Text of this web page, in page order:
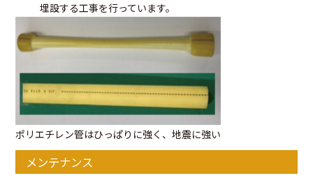
埋設する工事を行っています。
ポリエチレン管はひっぱりに強く、地震に強い
メンテナンス